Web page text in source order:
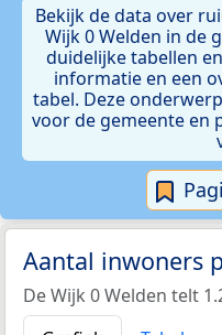
Bekijk de data over
Wijk 0 Welden in de
duidelijke tabellen
informatie en een
tabel. Deze
voor de gemeente en
Aantal inwoners
De Wijk 0 Welden telt